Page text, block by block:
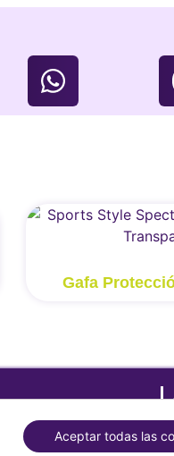
Gafa
Aceptar todas las